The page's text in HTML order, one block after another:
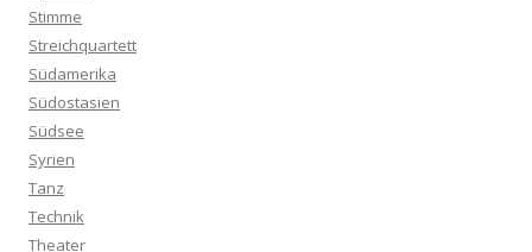
Stimme
Streichquartett
Südamerika
Südostasien
Südsee
Syrien
Tanz
Technik
Theater